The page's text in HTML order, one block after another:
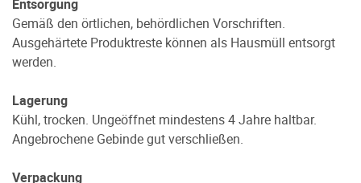
Entsorgung
Gemäß den örtlichen, behördlichen Vorschriften.
Ausgehärtete Produktreste können als Hausmüll entsorgt
werden.
Lagerung
Kühl, trocken. Ungeöffnet mindestens 4 Jahre haltbar.
Angebrochene Gebinde gut verschließen.
Verpackung